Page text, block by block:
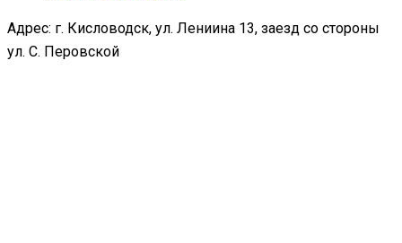
Адрес: г. Кисловодск, ул. Лениина 13, заезд со стороны
ул. С. Перовской